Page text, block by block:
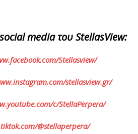
social mediaτουStellasView:
Stellasview/
stellasview.gr/
c/StellaPerpera/
@stellaperpera/